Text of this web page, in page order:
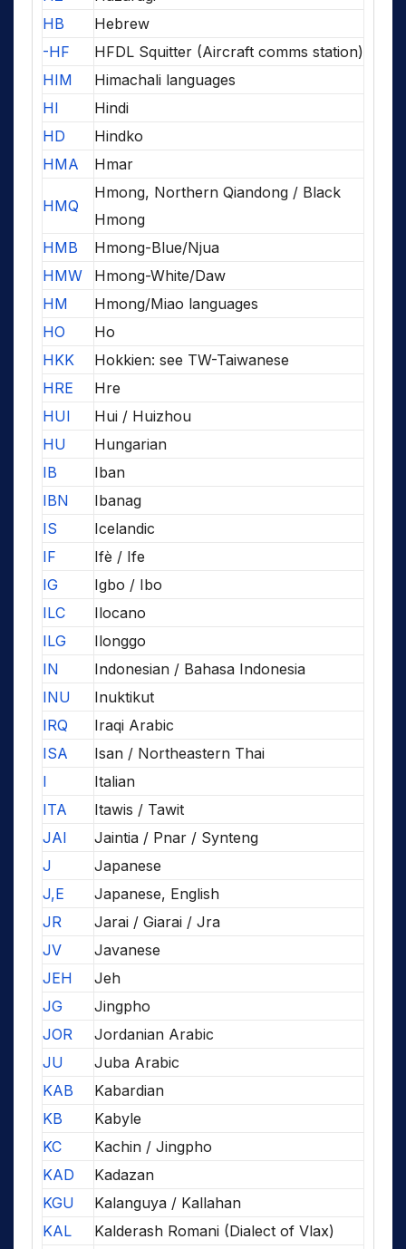
HB
Hebrew
-HF
HFDL Squitter (Aircraft comms station)
HIM
Himachali languages
HI
Hindi
HD
Hindko
HMA
Hmar
HMQ
Hmong, Northern Qiandong / Black
Hmong
HMB
Hmong-Blue/Njua
HMW
Hmong-White/Daw
HM
Hmong/Miao languages
HO
Ho
HKK
Hokkien: see TW-Taiwanese
HRE
Hre
HUI
Hui / Huizhou
HU
Hungarian
IB
Iban
IBN
Ibanag
IS
Icelandic
IF
Ifè / Ife
IG
Igbo / Ibo
ILC
Ilocano
ILG
Ilonggo
IN
Indonesian / Bahasa Indonesia
INU
Inuktikut
IRQ
Iraqi Arabic
ISA
Isan / Northeastern Thai
I
Italian
ITA
Itawis / Tawit
JAI
Jaintia / Pnar / Synteng
J
Japanese
J,E
Japanese, English
JR
Jarai / Giarai / Jra
JV
Javanese
JEH
Jeh
JG
Jingpho
JOR
Jordanian Arabic
JU
Juba Arabic
KAB
Kabardian
KB
Kabyle
KC
Kachin / Jingpho
KAD
Kadazan
KGU
Kalanguya / Kallahan
KAL
Kalderash Romani (Dialect of Vlax)